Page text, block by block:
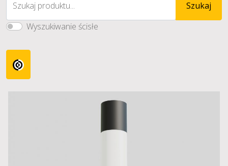
Szukaj produktu...
Szukaj
Wyszukiwanie ścisłe